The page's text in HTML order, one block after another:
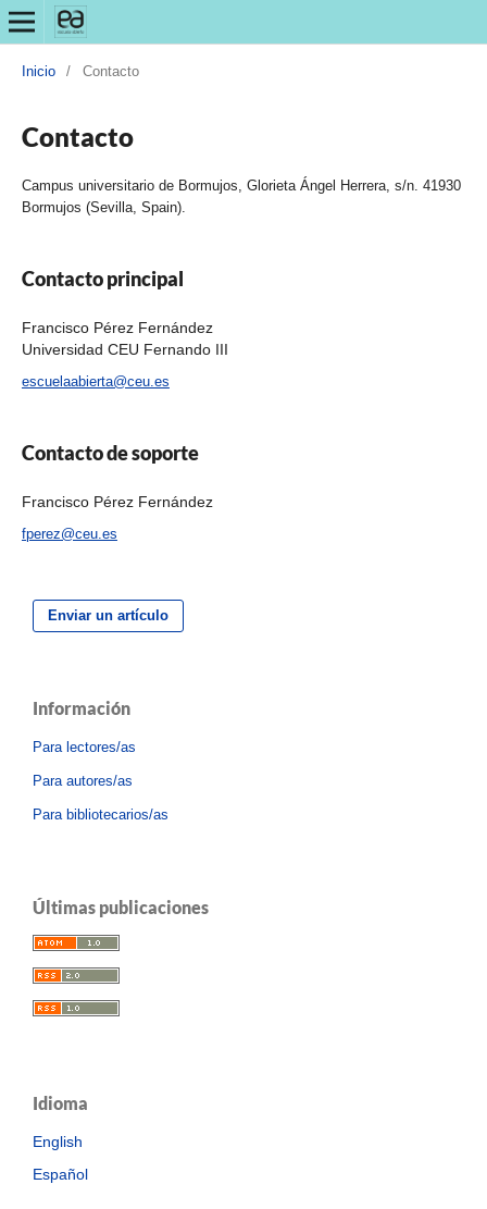
Inicio / Contacto
Contacto
Campus universitario de Bormujos, Glorieta Ángel Herrera, s/n. 41930
Bormujos (Sevilla, Spain).
Contacto principal
Francisco Pérez Fernández
Universidad CEU Fernando III
escuelaabierta@ceu.es
Contacto de soporte
Francisco Pérez Fernández
fperez@ceu.es
Enviar un artículo
Información
Para lectores/as
Para autores/as
Para bibliotecarios/as
Últimas publicaciones
Idioma
English
Español